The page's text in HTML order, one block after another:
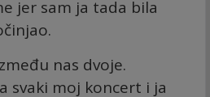
jer sam ja tada bila
nas dvoje.
svaki moj koncert i ja